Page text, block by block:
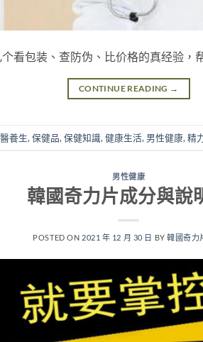
看包装、查防伪、比价格的真经验，
CONTINUE READING →
養生, 保健品, 保健知識, 健康生活, 男性健康, 精
男性健康
韓國奇力片成分與說
POSTED ON 2021 年 12 月 30 日 BY韓國奇力